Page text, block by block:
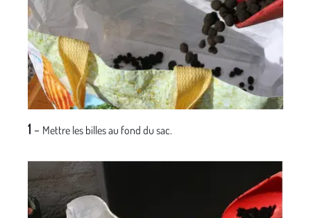
1- Mettre les billes au fond du sac.